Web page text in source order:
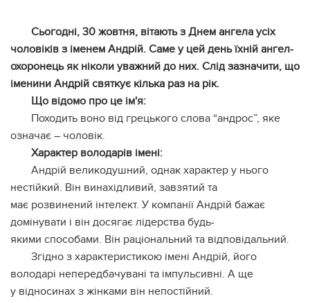
Сьогодні, 30 жовтня, вітають з Днем ангела усіх
чоловіків з іменем Андрій. Саме у цей день їхній ангел-
охоронець як ніколи уважний до них. Слід зазначити, що
іменини Андрій святкує кілька раз на рік.
Що відомо про це ім'я:
Походить воно від грецького слова “андрос”, яке
означає – чоловік.
Характер володарів імені:
Андрій великодушний, однак характер у нього
нестійкий. Він винахідливий, завзятий та
має розвинений інтелект. У компанії Андрій бажає
домінувати і він досягає лідерства будь-
якими способами. Він раціональний та відповідальний.
Згідно з характеристикою імені Андрій, його
володарі непередбачувані та імпульсивні. А ще
у відносинах з жінками він непостійний.